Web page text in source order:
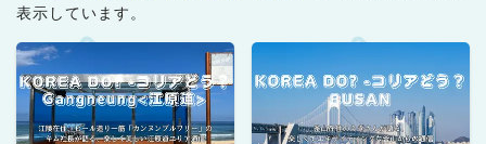
表示しています。